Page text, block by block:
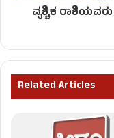
ವೃಶ್ಚಿಕ
Related Articles